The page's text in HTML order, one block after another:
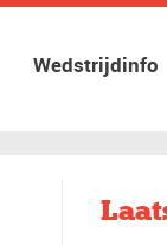
Wedstrijdinfo